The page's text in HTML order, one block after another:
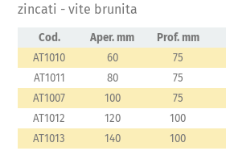
zincati - vite brunita
Cod. Aper. mm Prof. mm
AT1010
60 75
AT1011
80 75
AT1007
100 75
AT1012
120 100
AT1013
140 100